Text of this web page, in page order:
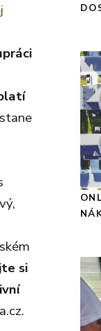
si